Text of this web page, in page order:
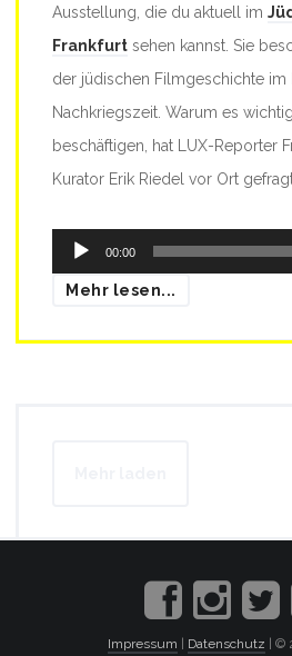
Ausstellung, die du aktuell im
Frankfurt sehen kannst. Sie
der jüdischen Filmgeschichte im
Nachkriegszeit. Warum es
beschäftigen, hat LUX-Reporter
Kurator Erik Riedel vor Ort
Audio-
Player
00:00
Mehr lesen...
Impressum | Datenschutz | ©